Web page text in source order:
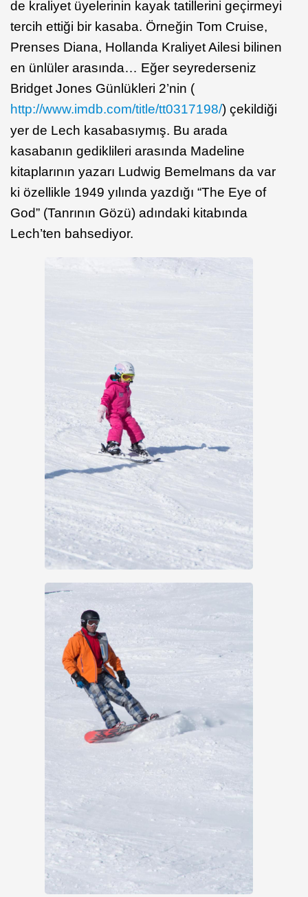
de kraliyet üyelerinin kayak tatillerini geçirmeyi
tercih ettiği bir kasaba. Örneğin Tom Cruise,
Prenses Diana, Hollanda Kraliyet Ailesi bilinen
en ünlüler arasında… Eğer seyrederseniz
Bridget Jones Günlükleri 2’nin (
http://www.imdb.com/title/tt0317198/) çekildiği
yer de Lech kasabasıymış. Bu arada
kasabanın gediklileri arasında Madeline
kitaplarının yazarı Ludwig Bemelmans da var
ki özellikle 1949 yılında yazdığı “The Eye of
God” (Tanrının Gözü) adındaki kitabında
Lech’ten bahsediyor.